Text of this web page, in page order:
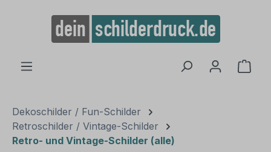
springen
Dekoschilder / Fun-Schilder
Retroschilder / Vintage-Schilder
Retro- und Vintage-Schilder (alle)